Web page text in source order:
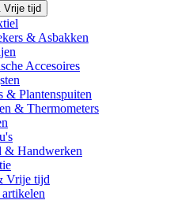
Vrije tijd
& Asbakken
Accesoires
& Plantenspuiten
& Thermometers
& Handwerken
Vrije tijd